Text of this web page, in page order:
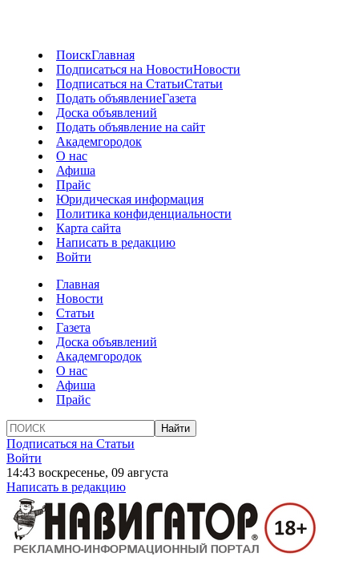
ПоискГлавная
Подписаться на НовостиНовости
Подписаться на СтатьиСтатьи
Подать объявлениеГазета
Доска объявлений
Подать объявление на сайт
Академгородок
О нас
Афиша
Прайс
Юридическая информация
Политика конфиденциальности
Карта сайта
Написать в редакцию
Войти
Главная
Новости
Статьи
Газета
Доска объявлений
Академгородок
О нас
Афиша
Прайс
Подписаться на Статьи
Войти
14:43 воскресенье, 09 августа
Написать в редакцию